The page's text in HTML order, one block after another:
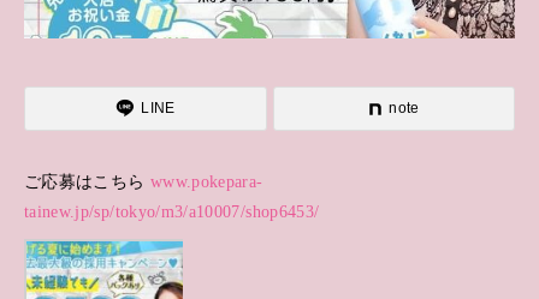
LINE note
ご応募はこちら www.pokepara-
tainew.jp/sp/tokyo/m3/a10007/shop6453/